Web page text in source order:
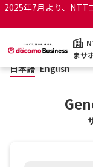
2025年7月より、NTT
まサ
NTTドコモビ
サポートト
サービス
日本語 English